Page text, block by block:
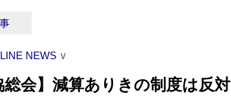
NEWS ∨
総会】減算ありきの制度は反